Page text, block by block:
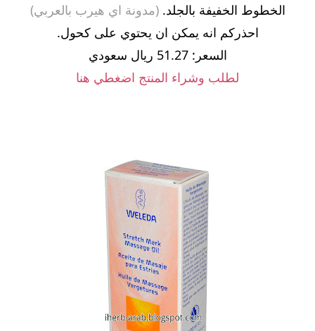
الخطوط الخفيفة بالجلد.(مدونة اي هيرب بالعربي)
احذركم انه يمكن ان يحتوي على كحول.
السعر: 51.27 ريال سعودي
لطلب وشراء المنتج اضغطي هنا